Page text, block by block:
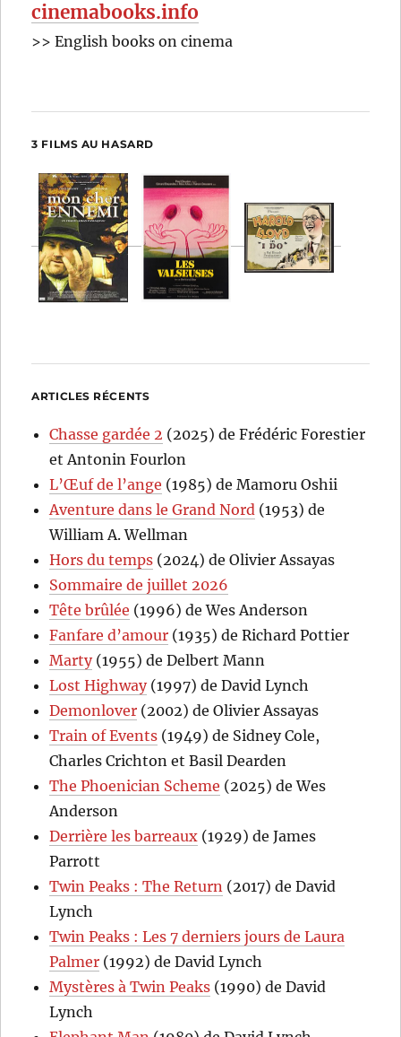
cinemabooks.info
>> English books on cinema
3 FILMS AU HASARD
ARTICLES RÉCENTS
Chasse gardée 2 (2025) de Frédéric Forestier
et Antonin Fourlon
L’Œuf de l’ange (1985) de Mamoru Oshii
Aventure dans le Grand Nord (1953) de
William A. Wellman
Hors du temps (2024) de Olivier Assayas
Sommaire de juillet 2026
Tête brûlée (1996) de Wes Anderson
Fanfare d’amour (1935) de Richard Pottier
Marty(1955) de Delbert Mann
Lost Highway(1997) de David Lynch
Demonlover (2002) de Olivier Assayas
Train of Events (1949) de Sidney Cole,
Charles Crichton et Basil Dearden
The Phoenician Scheme (2025) de Wes
Anderson
Derrière les barreaux (1929) de James
Parrott
Twin Peaks : The Return (2017) de David
Lynch
Twin Peaks : Les 7 derniers jours de Laura
Palmer (1992) de David Lynch
Mystères à Twin Peaks (1990) de David
Lynch